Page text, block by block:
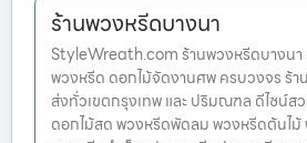
ร้านพวงหรีดบางนา
StyleWreath.com ร้านพวงหรีดบางนา
พวงหรีด ดอกไม้จัดงานศพ ครบวงจร ร้
ส่งทั่วเขตกรุงเทพ และ ปริมณฑล ดีไซน์ส
ดอกไม้สด พวงหรีดพัดลม พวงหรีดต้นไม้